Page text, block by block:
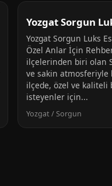
Yozgat Sorgun
Yozgat Sorgun Luks
Özel Anlar İçin
ilçelerinden biri olan
ve sakin
ilçede, özel ve kaliteli
isteyenler için...
Yozgat / Sorgun